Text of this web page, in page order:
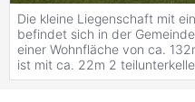
Die kleine Liegenschaft mit
befindet sich in der
einer Wohnfläche von ca.
ist mit ca. 22m 2